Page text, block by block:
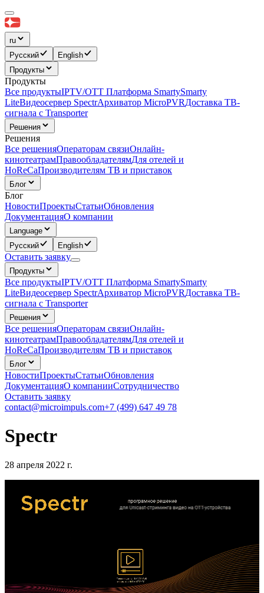
ru
Русский
English
Продукты
Продукты
Все продуктыIPTV/OTT Платформа SmartySmarty
LiteВидеосервер SpectrАрхиватор MicroPVRДоставка ТВ-
сигнала с Transporter
Решения
Решения
Все решенияОператорам связиОнлайн-
кинотеатрамПравообладателямДля отелей и
HoReCaПроизводителям ТВ и приставок
Блог
Блог
НовостиПроектыСтатьиОбновления
ДокументацияО компании
Language
Русский
English
Оставить заявку
Продукты
Все продуктыIPTV/OTT Платформа SmartySmarty
LiteВидеосервер SpectrАрхиватор MicroPVRДоставка ТВ-
сигнала с Transporter
Решения
Все решенияОператорам связиОнлайн-
кинотеатрамПравообладателямДля отелей и
HoReCaПроизводителям ТВ и приставок
Блог
НовостиПроектыСтатьиОбновления
ДокументацияО компанииСотрудничество
Оставить заявку
contact@microimpuls.com+7 (499) 647 49 78
Spectr
28 апреля 2022 г.